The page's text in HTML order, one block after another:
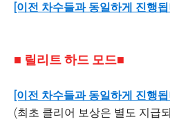
[이전 차수들과 동일하게 진행됩
■ 릴리트 하드 모드■
[이전 차수들과 동일하게 진행됩
(최초 클리어 보상은 별도 지급